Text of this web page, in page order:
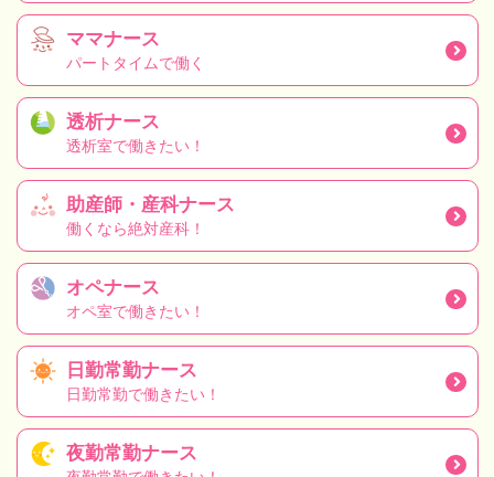
ママナース
パートタイムで働く
透析ナース
透析室で働きたい！
助産師・産科ナース
働くなら絶対産科！
オペナース
オペ室で働きたい！
日勤常勤ナース
日勤常勤で働きたい！
夜勤常勤ナース